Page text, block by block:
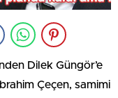
Dilek Güngör’e
Çeçen, samimi